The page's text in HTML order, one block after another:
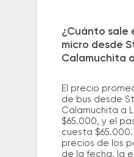
¿Cuánto sale
micro desde
Calamuchita
El precio
de bus desde
Calamuchita a
$65.000, y el
cuesta
precios de los
de la fecha, la